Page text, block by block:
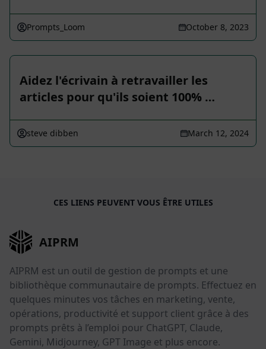
Prompts_Loom October 8, 2023
Aidez l'écrivain à retravailler les
articles pour qu'ils soient 100% …
steve dibben March 12, 2024
CES LIENS PEUVENT VOUS ÊTRE UTILES
AIPRM
AIPRM est un outil de gestion de prompts et une
bibliothèque communautaire de prompts. Effectuez en
quelques minutes vos tâches en marketing, vente,
opérations, productivité et support client grâce à des
prompts prêts à l’emploi pour ChatGPT, Claude,
Gemini, Midjourney, GPT Image et plus encore.